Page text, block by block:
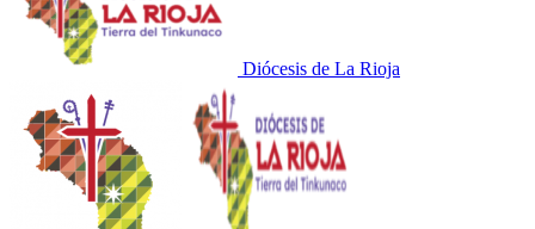
Diócesis de La Rioja